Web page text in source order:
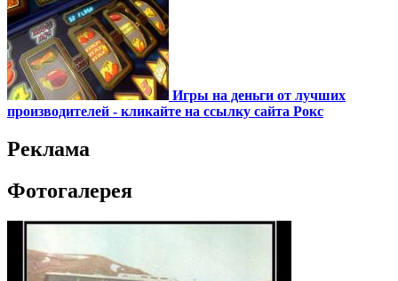
Игры на деньги от лучших
производителей - кликайте на ссылку сайта Рокс
Реклама
Фотогалерея